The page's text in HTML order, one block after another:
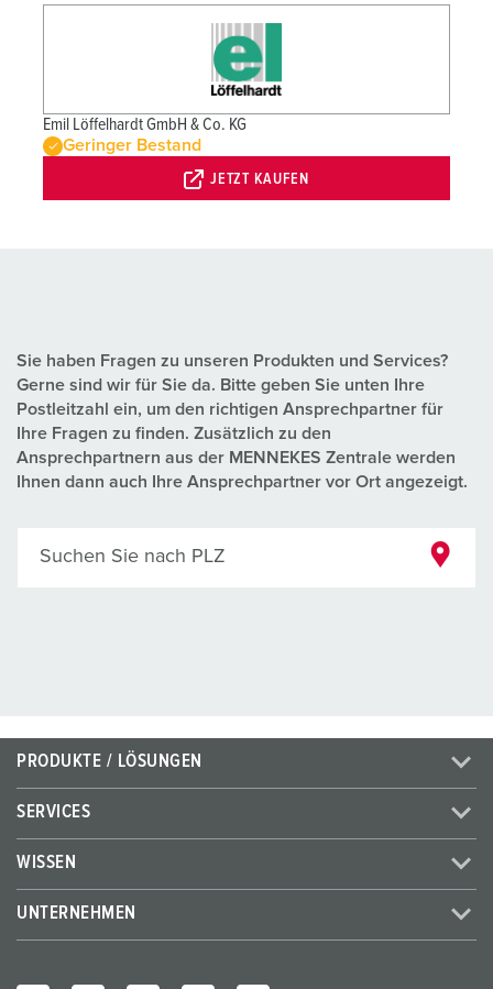
Emil Löffelhardt GmbH & Co. KG
Geringer Bestand
JETZT KAUFEN
Sie haben Fragen zu unseren Produkten und Services?
Gerne sind wir für Sie da. Bitte geben Sie unten Ihre
Postleitzahl ein, um den richtigen Ansprechpartner für
Ihre Fragen zu finden. Zusätzlich zu den
Ansprechpartnern aus der MENNEKES Zentrale werden
Ihnen dann auch Ihre Ansprechpartner vor Ort angezeigt.
Suchen Sie nach PLZ
PRODUKTE / LÖSUNGEN
SERVICES
WISSEN
UNTERNEHMEN